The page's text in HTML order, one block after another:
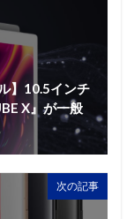
】10.5インチ
X』が一般
次の記事